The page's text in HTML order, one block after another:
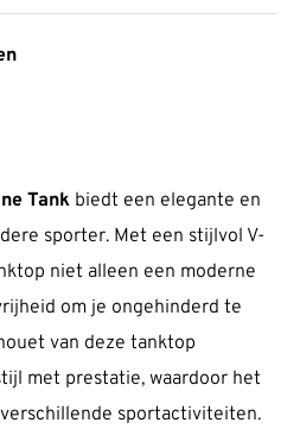
Tank biedt een elegante en
sporter. Met een stijlvol V-
niet alleen een moderne
om je ongehinderd te
van deze tanktop
met prestatie, waardoor het
sportactiviteiten.